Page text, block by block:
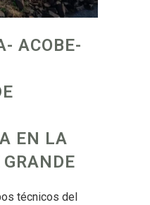
ACOBE-
EN LA
técnicos del